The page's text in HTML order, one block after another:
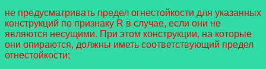
не предусматривать предел огнестойкости для указанных
конструкций по признаку R в случае, если они не
являются несущими. При этом конструкции, на которые
они опираются, должны иметь соответствующий предел
огнестойкости;